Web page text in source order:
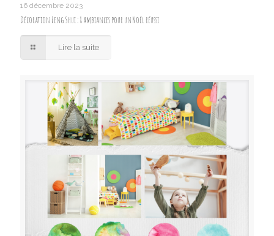
16 décembre 2023
Décoration Feng Shui : 8 ambiances pour un Noël réussi
Lire la suite